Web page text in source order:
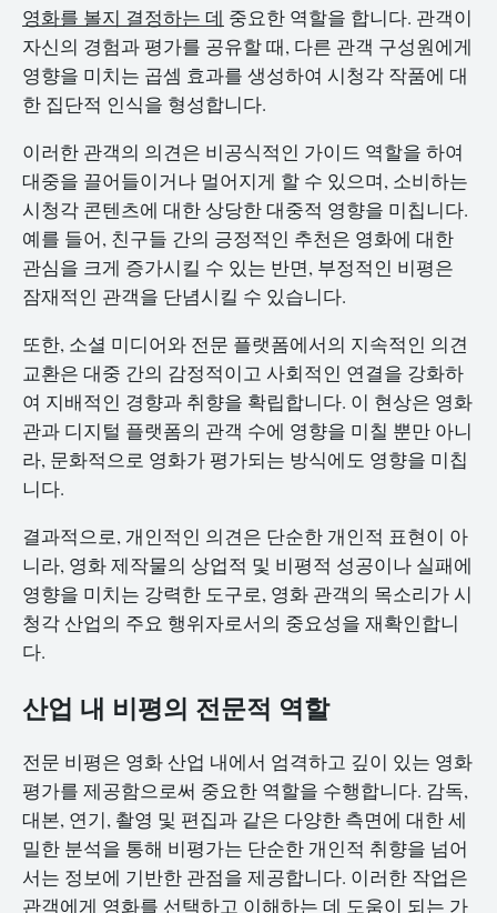
영화를 볼지 결정하는 데 중요한 역할을 합니다. 관객이
자신의 경험과 평가를 공유할 때, 다른 관객 구성원에게
영향을 미치는 곱셈 효과를 생성하여 시청각 작품에 대
한 집단적 인식을 형성합니다.
이러한 관객의 의견은 비공식적인 가이드 역할을 하여
대중을 끌어들이거나 멀어지게 할 수 있으며, 소비하는
시청각 콘텐츠에 대한 상당한 대중적 영향을 미칩니다.
예를 들어, 친구들 간의 긍정적인 추천은 영화에 대한
관심을 크게 증가시킬 수 있는 반면, 부정적인 비평은
잠재적인 관객을 단념시킬 수 있습니다.
또한, 소셜 미디어와 전문 플랫폼에서의 지속적인 의견
교환은 대중 간의 감정적이고 사회적인 연결을 강화하
여 지배적인 경향과 취향을 확립합니다. 이 현상은 영화
관과 디지털 플랫폼의 관객 수에 영향을 미칠 뿐만 아니
라, 문화적으로 영화가 평가되는 방식에도 영향을 미칩
니다.
결과적으로, 개인적인 의견은 단순한 개인적 표현이 아
니라, 영화 제작물의 상업적 및 비평적 성공이나 실패에
영향을 미치는 강력한 도구로, 영화 관객의 목소리가 시
청각 산업의 주요 행위자로서의 중요성을 재확인합니
다.
산업 내 비평의 전문적 역할
전문 비평은 영화 산업 내에서 엄격하고 깊이 있는 영화
평가를 제공함으로써 중요한 역할을 수행합니다. 감독,
대본, 연기, 촬영 및 편집과 같은 다양한 측면에 대한 세
밀한 분석을 통해 비평가는 단순한 개인적 취향을 넘어
서는 정보에 기반한 관점을 제공합니다. 이러한 작업은
관객에게 영화를 선택하고 이해하는 데 도움이 되는 가